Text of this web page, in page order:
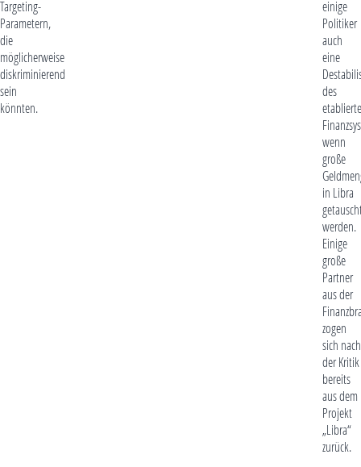
Targeting-
Parametern,
die
möglicherweise
diskriminierend
sein
könnten.
einige
Politiker
auch
eine
des
wenn
große
in Libra
werden.
Einige
große
Partner
aus der
zogen
sich nach
der Kritik
bereits
aus dem
Projekt
„Libra“
zurück.